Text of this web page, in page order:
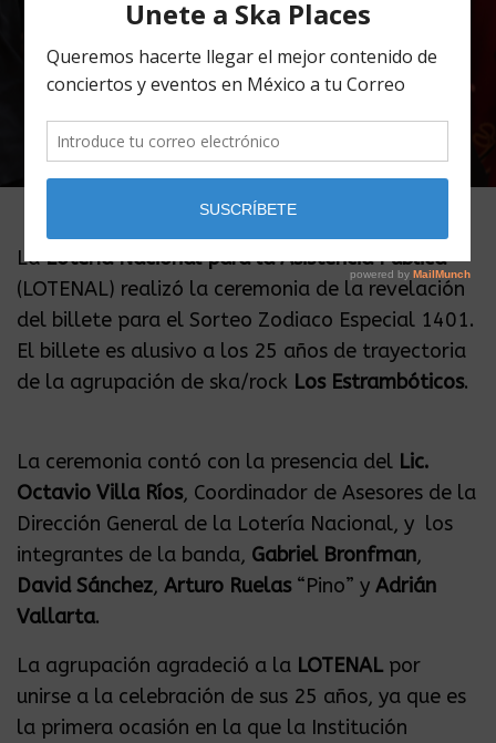
LaLotería Nacional para la Asistencia Pública
(LOTENAL) realizó la ceremonia de la revelación
del billete para el Sorteo Zodiaco Especial 1401.
El billete es alusivo a los 25 años de trayectoria
de la agrupación de ska/rock Los Estrambóticos.
La ceremonia contó con la presencia del Lic.
Octavio Villa Ríos, Coordinador de Asesores de la
Dirección General de la Lotería Nacional, y los
integrantes de la banda, Gabriel Bronfman,
David Sánchez,Arturo Ruelas“Pino” yAdrián
Vallarta.
La agrupación agradeció a la LOTENAL por
unirse a la celebración de sus 25 años, ya que es
la primera ocasión en la que la Institución